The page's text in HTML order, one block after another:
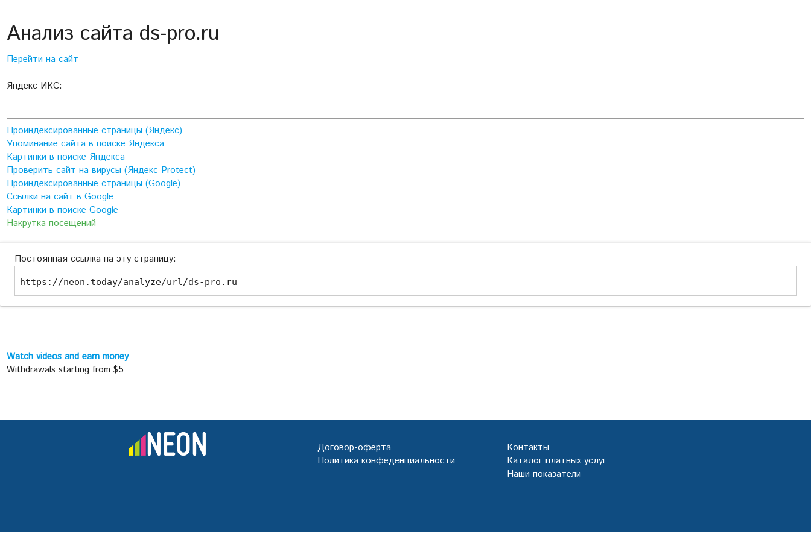
Анализ сайта ds-pro.ru
Перейти на сайт
Яндекс ИКС:
Проиндексированные страницы (Яндекс)
Упоминание сайта в поиске Яндекса
Картинки в поиске Яндекса
Проверить сайт на вирусы (Яндекс Protect)
Проиндексированные страницы (Google)
Ссылки на сайт в Google
Картинки в поиске Google
Накрутка посещений
Постоянная ссылка на эту страницу:
https://neon.today/analyze/url/ds-pro.ru
Watch videos and earn money
Withdrawals starting from $5
Договор-оферта
Политика конфеденциальности
Контакты
Каталог платных услуг
Наши показатели